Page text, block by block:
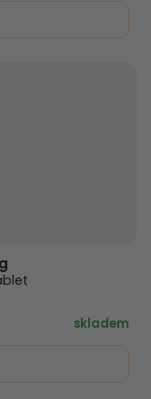
skladem